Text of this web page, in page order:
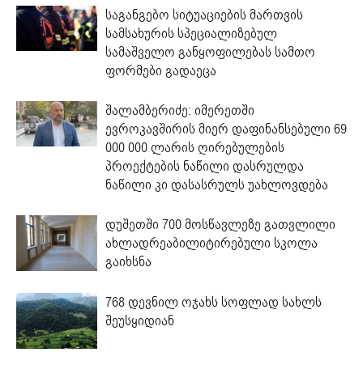
საგანგებო სიტუაციების მართვის
სამსახურის სპეციალიზებულ
სამაშველო განყოფილებას სამთო
ფორმები გადაეცა
შალამბერიძე: იმერეთში
ევროკავშირის მიერ დაფინანსებული 69
000 000 ლარის ღირებულების
პროექტების ნაწილი დასრულდა
ნაწილი კი დასასრულს უახლოვდება
დუშეთში 700 მოსწავლეზე გათვლილი
ახლადრეაბილიტირებული სკოლა
გაიხსნა
768 დევნილ ოჯახს სოფლად სახლს
შეუსყიდიან